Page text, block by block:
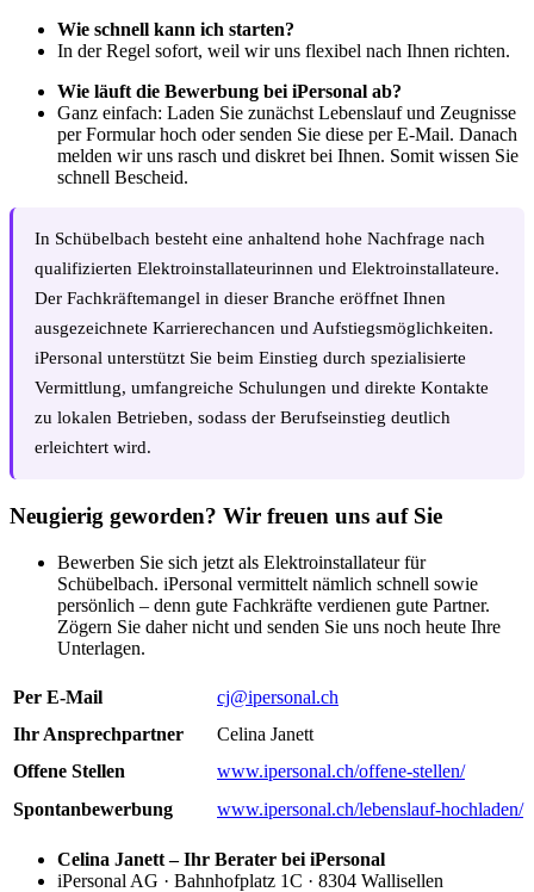
Wie schnell kann ich starten?
In der Regel sofort, weil wir uns flexibel nach Ihnen richten.
Wie läuft die Bewerbung bei iPersonal ab?
Ganz einfach: Laden Sie zunächst Lebenslauf und Zeugnisse
per Formular hoch oder senden Sie diese per E-Mail. Danach
melden wir uns rasch und diskret bei Ihnen. Somit wissen Sie
schnell Bescheid.
In Schübelbach besteht eine anhaltend hohe Nachfrage nach
qualifizierten Elektroinstallateurinnen und Elektroinstallateure.
Der Fachkräftemangel in dieser Branche eröffnet Ihnen
ausgezeichnete Karrierechancen und Aufstiegsmöglichkeiten.
iPersonal unterstützt Sie beim Einstieg durch spezialisierte
Vermittlung, umfangreiche Schulungen und direkte Kontakte
zu lokalen Betrieben, sodass der Berufseinstieg deutlich
erleichtert wird.
Neugierig geworden? Wir freuen uns auf Sie
Bewerben Sie sich jetzt als Elektroinstallateur für
Schübelbach. iPersonal vermittelt nämlich schnell sowie
persönlich – denn gute Fachkräfte verdienen gute Partner.
Zögern Sie daher nicht und senden Sie uns noch heute Ihre
Unterlagen.
Per E-Mail
cj@ipersonal.ch
Ihr Ansprechpartner
Celina Janett
Offene Stellen
www.ipersonal.ch/offene-stellen/
Spontanbewerbung
www.ipersonal.ch/lebenslauf-hochladen/
Celina Janett – Ihr Berater bei iPersonal
iPersonal AG · Bahnhofplatz 1C · 8304 Wallisellen